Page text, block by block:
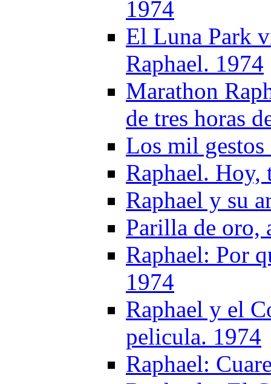
1974
El Luna Park
Raphael. 1974
Marathon
de tres horas
Los mil gestos
Raphael. Hoy,
Raphael y su
Parilla de oro,
Raphael: Por
1974
Raphael y el
pelicula. 1974
Raphael: